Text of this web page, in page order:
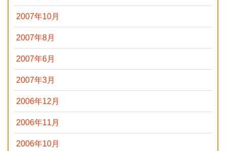
2007年10月
2007年8月
2007年6月
2007年3月
2006年12月
2006年11月
2006年10月